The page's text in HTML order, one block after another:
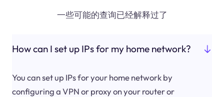
一些可能的查询已经解释过了
How can I set up IPs for my home network?
You can set up IPs for your home network by
configuring a VPN or proxy on your router or